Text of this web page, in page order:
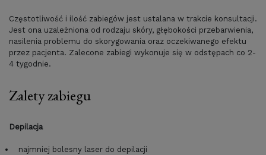
Częstotliwość i ilość zabiegów jest ustalana w trakcie konsultacji.
Jest ona uzależniona od rodzaju skóry, głębokości przebarwienia,
nasilenia problemu do skorygowania oraz oczekiwanego efektu
przez pacjenta. Zalecone zabiegi wykonuje się w odstępach co 2-
4 tygodnie.
Zalety zabiegu
Depilacja
najmniej bolesny laser do depilacji